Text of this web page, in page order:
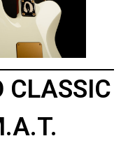
CLASSIC